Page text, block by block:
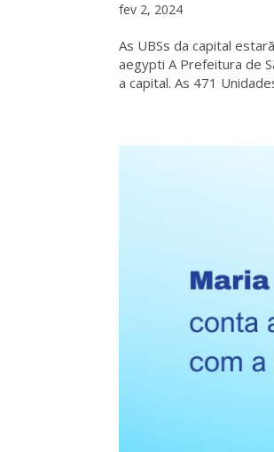
fev 2, 2024
As UBSs da capital
aegypti A Prefeitura de
a capital. As 471